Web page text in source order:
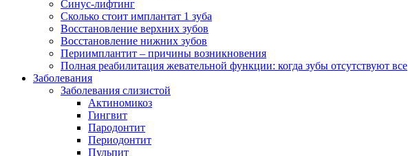
Синус-лифтинг
Сколько стоит имплантат 1 зуба
Восстановление верхних зубов
Восстановление нижних зубов
Периимплантит – причины возникновения
Полная реабилитация жевательной функции: когда зубы отсутствуют все
Заболевания
Заболевания слизистой
Актиномикоз
Гингвит
Пародонтит
Периодонтит
Пульпит